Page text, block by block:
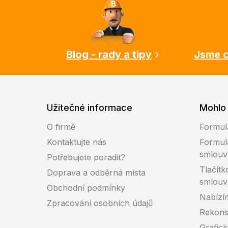
Blog - rady a tipy
Jsme
Užitečné informace
O firmě
Kontaktujte nás
Potřebujete poradit?
Doprava a odběrná místa
Obchodní podmínky
Zpracování osobních údajů